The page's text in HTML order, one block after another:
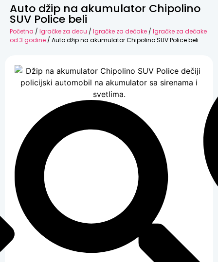
Auto džip na akumulator Chipolino
SUV Police beli
Početna / Igračke za decu / Igračke za dečake / Igračke za dečake
od 3 godine / Auto džip na akumulator Chipolino SUV Police beli